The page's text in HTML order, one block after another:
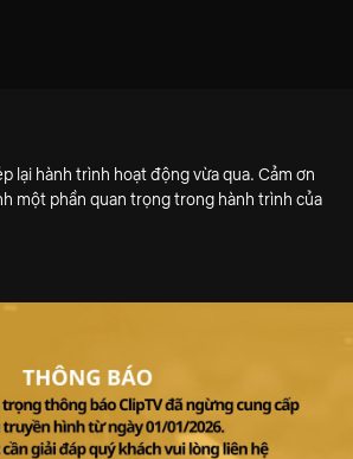
lại hành trình hoạt động vừa qua. Cảm ơn
một phần quan trọng trong hành trình của